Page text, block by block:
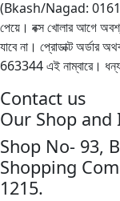
(Bkash/Nagad: 01614-
পেয়ে। বক্স খোলার আগে
যাবে না। প্রোডাক্ট অর্ডার
663344 এই নাম্বারে।
Contact us
Our Shop and
Shop No- 93,
Shopping
1215.